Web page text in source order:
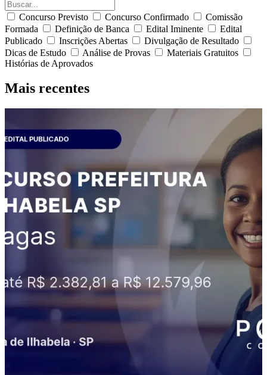
Concurso Previsto Concurso Confirmado
Comissão
Formada
Definição de Banca Edital Iminente
Edital
Publicado
Inscrições Abertas
Divulgação de Resultado
Dicas de Estudo
Análise de Provas
Materiais Gratuitos
Histórias de Aprovados
Mais recentes